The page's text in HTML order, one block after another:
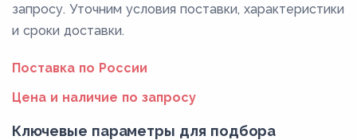
запросу. Уточним условия поставки, характеристики
и сроки доставки.
Поставка по России
Цена и наличие по запросу
Ключевые параметры для подбора